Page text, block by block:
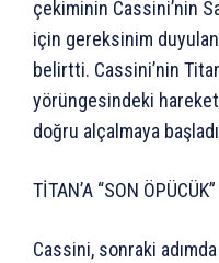
çekiminin Cassini’nin
için gereksinim duyulan
belirtti. Cassini’nin
yörüngesindeki
doğru alçalmaya
TİTAN’A “SON ÖPÜCÜK”
Cassini, sonraki